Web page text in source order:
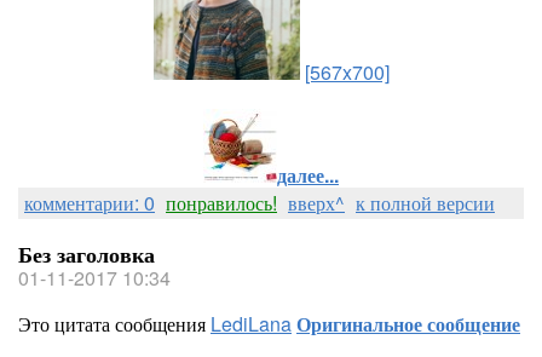
[567x700]
далее...
комментарии: 0 понравилось! вверх^ к полной версии
Без заголовка
01-11-2017 10:34
Это цитата сообщения LediLanaОригинальное сообщение